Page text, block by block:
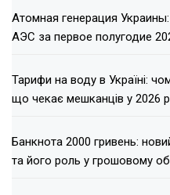
Атомная генерация
АЭС за первое полугодие
Тарифи на воду в Україні:
що чекає мешканців у 2026
Банкнота 2000 гривень:
та його роль у грошовому